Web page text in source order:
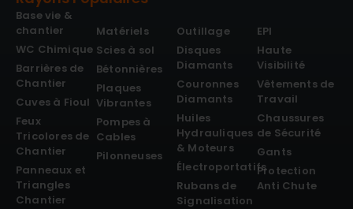
Base vie &
chantier
WC Chimique
Barrières de
Chantier
Cuves à Fioul
Feux
Tricolores de
Chantier
Panneaux et
Triangles
Chantier
Matériels
Scies à sol
Bétonnières
Plaques
Vibrantes
Pompes à
Cables
Pilonneuses
Outillage
Disques
Diamants
Couronnes
Diamants
Huiles
Hydrauliques
& Moteurs
Électroportatifs
Rubans de
Signalisation
EPI
Haute
Visibilité
Vêtements de
Travail
Chaussures
de Sécurité
Gants
Protection
Anti Chute